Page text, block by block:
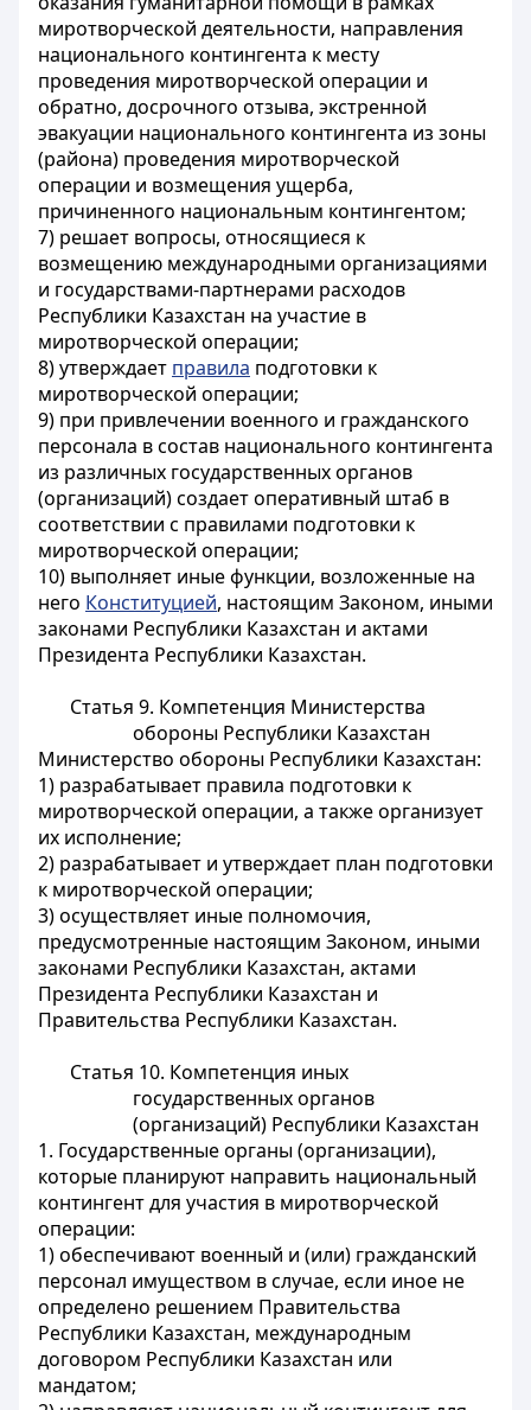
миротворческой деятельности, направления
национального контингента к месту
проведения миротворческой операции и
обратно, досрочного отзыва, экстренной
эвакуации национального контингента из зоны
(района) проведения миротворческой
операции и возмещения ущерба,
причиненного национальным контингентом;
7) решает вопросы, относящиеся к
возмещению международными организациями
и государствами-партнерами расходов
Республики Казахстан на участие в
миротворческой операции;
8) утверждает правила подготовки к
миротворческой операции;
9) при привлечении военного и гражданского
персонала в состав национального контингента
из различных государственных органов
(организаций) создает оперативный штаб в
соответствии с правилами подготовки к
миротворческой операции;
10) выполняет иные функции, возложенные на
него Конституцией, настоящим Законом, иными
законами Республики Казахстан и актами
Президента Республики Казахстан.
Статья 9. Компетенция Министерства
обороны Республики Казахстан
Министерство обороны Республики Казахстан:
1) разрабатывает правила подготовки к
миротворческой операции, а также организует
их исполнение;
2) разрабатывает и утверждает план подготовки
к миротворческой операции;
3) осуществляет иные полномочия,
предусмотренные настоящим Законом, иными
законами Республики Казахстан, актами
Президента Республики Казахстан и
Правительства Республики Казахстан.
Статья 10. Компетенция иных
государственных органов
(организаций) Республики Казахстан
1. Государственные органы (организации),
которые планируют направить национальный
контингент для участия в миротворческой
операции:
1) обеспечивают военный и (или) гражданский
персонал имуществом в случае, если иное не
определено решением Правительства
Республики Казахстан, международным
договором Республики Казахстан или
мандатом;